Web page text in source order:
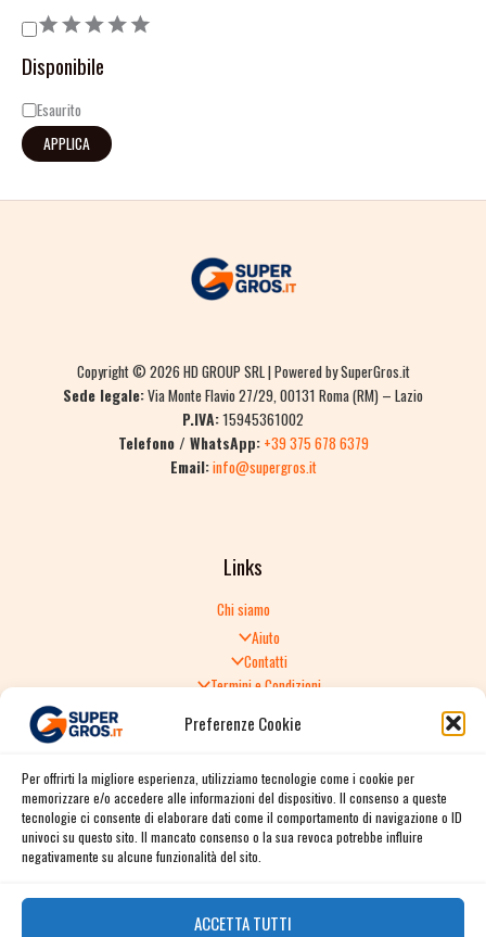
Preferenze Cookie
Per offrirti la migliore esperienza, utilizziamo tecnologie come i cookie per
memorizzare e/o accedere alle informazioni del dispositivo. Il consenso a queste
tecnologie ci consente di elaborare dati come il comportamento di navigazione o ID
univoci su questo sito. Il mancato consenso o la sua revoca potrebbe influire
negativamente su alcune funzionalità del sito.
ACCETTA TUTTI
Disponibile
Esaurito
APPLICA
Copyright © 2026 HD GROUP SRL | Powered by SuperGros.it
Sede legale:Via Monte Flavio 27/29, 00131 Roma (RM) – Lazio
P.IVA:15945361002
Telefono / WhatsApp: +39 375 678 6379
Email:info@supergros.it
Links
Chi siamo
Aiuto
Contatti
Termini e Condizioni
Politica di Reso
Spedizione e consegna
Informativa sulla Privacy
Cookie Policy